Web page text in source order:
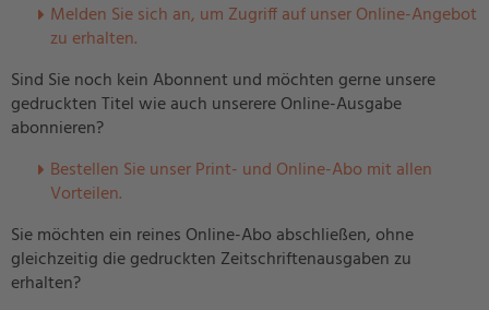
Melden Sie sich an, um Zugriff auf unser Online-Angebot
zu erhalten.
Sind Sie noch kein Abonnent und möchten gerne unsere
gedruckten Titel wie auch unserere Online-Ausgabe
abonnieren?
Bestellen Sie unser Print- und Online-Abo mit allen
Vorteilen.
Sie möchten ein reines Online-Abo abschließen, ohne
gleichzeitig die gedruckten Zeitschriftenausgaben zu
erhalten?